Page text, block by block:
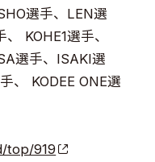
選手、LEN選
KOHE1選手、
選手、ISAKI選
、 KODEE ONE選
top/919